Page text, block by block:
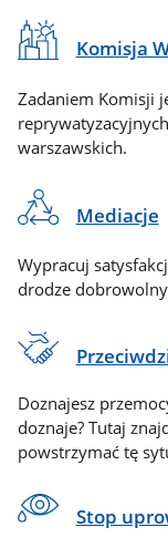
Komisja
Zadaniem Komisji
warszawskich.
Mediacje
Wypracuj
drodze
Doznajesz
doznaje? Tutaj
powstrzymać tę
Stop